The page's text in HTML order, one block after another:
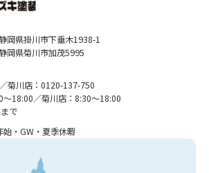
県掛川市下垂木1938-1
県菊川市加茂5995
菊川店：0120-137-750
18:00／菊川店：8:30〜18:00
で
・GW・夏季休暇